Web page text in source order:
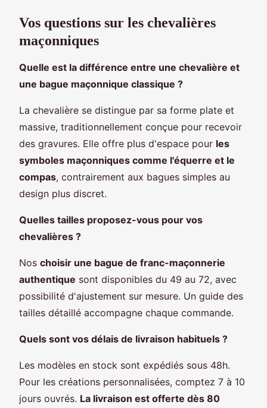
Vos questions sur les chevalières
maçonniques
Quelle est la différence entre une chevalière et
une bague maçonnique classique ?
La chevalière se distingue par sa forme plate et
massive, traditionnellement conçue pour recevoir
des gravures. Elle offre plus d'espace pour les
symboles maçonniques comme l'équerre et le
compas, contrairement aux bagues simples au
design plus discret.
Quelles tailles proposez-vous pour vos
chevalières ?
Nos choisir une bague de franc-maçonnerie
authentique sont disponibles du 49 au 72, avec
possibilité d'ajustement sur mesure. Un guide des
tailles détaillé accompagne chaque commande.
Quels sont vos délais de livraison habituels ?
Les modèles en stock sont expédiés sous 48h.
Pour les créations personnalisées, comptez 7 à 10
jours ouvrés. La livraison est offerte dès 80